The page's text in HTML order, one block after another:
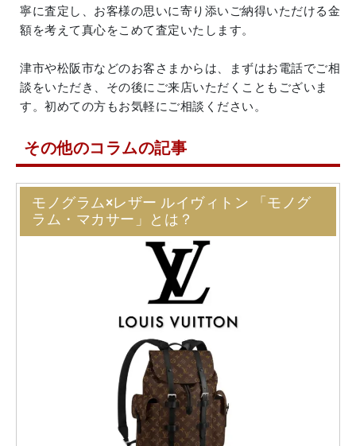
寧に査定し、お客様の思いに寄り添いご納得いただける金
額を考えて真心をこめて査定いたします。
津市や松阪市などのお客さまからは、まずはお電話でご相
談をいただき、その後にご来店いただくこともございま
す。初めての方もお気軽にご相談ください。
その他のコラムの記事
モノグラム×レザー ルイヴィトン 「モノグ
ラム・マカサー」とは？